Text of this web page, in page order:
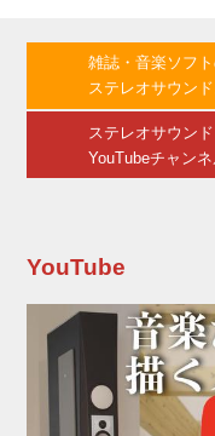
雑誌・音楽ソフ
ステレオサウン
ステレオサウンド
YouTubeチャン
YouTube